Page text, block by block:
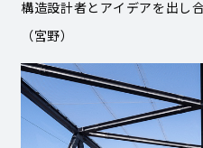
構造設計者とアイデアを出し
（宮野）